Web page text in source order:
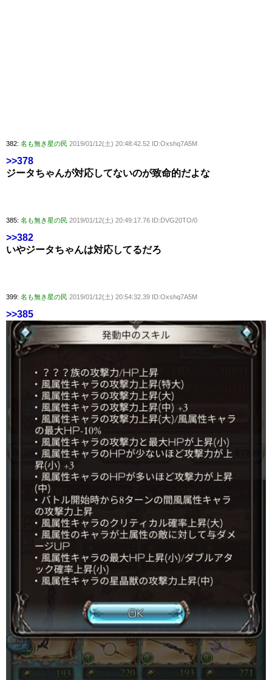
382: 名も無き星の民 2019/01/12(土) 20:48:42.52 ID:Oxshq7A5M
>>378
ジータちゃんが対応してないのが致命的だよな
385: 名も無き星の民 2019/01/12(土) 20:49:17.76 ID:DVG20TO/0
>>382
いやジータちゃんは対応してるだろ
399: 名も無き星の民 2019/01/12(土) 20:54:32.39 ID:Oxshq7A5M
>>385